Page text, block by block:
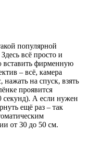
популярной
всё просто и
вставить фирменную
– всё, камера
нажать на спуск, взять
проявится
секунд). А если нужен
ещё раз – так
от 30 до 50 см.